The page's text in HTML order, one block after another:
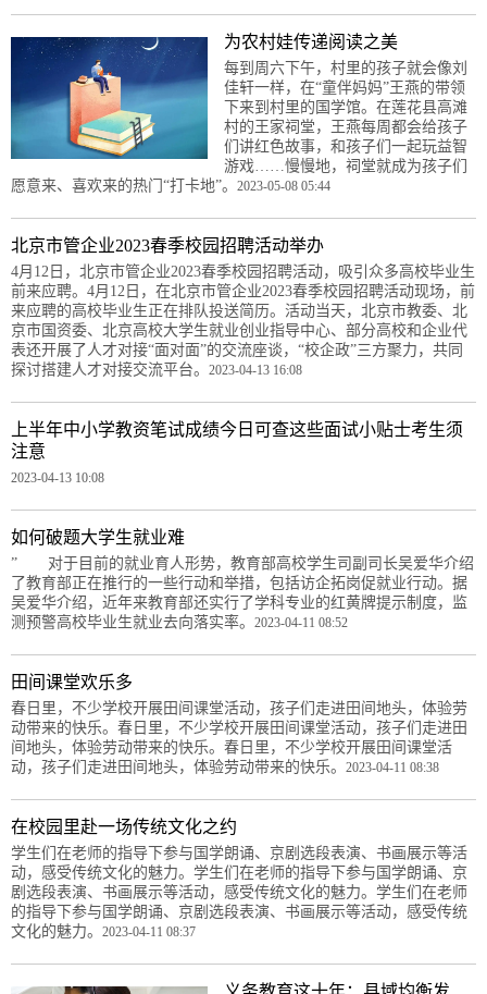
为农村娃传递阅读之美
每到周六下午，村里的孩子就会像刘
佳轩一样，在“童伴妈妈”王燕的带领
下来到村里的国学馆。在莲花县高滩
村的王家祠堂，王燕每周都会给孩子
们讲红色故事，和孩子们一起玩益智
游戏……慢慢地，祠堂就成为孩子们
愿意来、喜欢来的热门“打卡地”。 2023-05-08 05:44
北京市管企业2023春季校园招聘活动举办
4月12日，北京市管企业2023春季校园招聘活动，吸引众多高校毕业生
前来应聘。4月12日，在北京市管企业2023春季校园招聘活动现场，前
来应聘的高校毕业生正在排队投送简历。活动当天，北京市教委、北
京市国资委、北京高校大学生就业创业指导中心、部分高校和企业代
表还开展了人才对接“面对面”的交流座谈，“校企政”三方聚力，共同
探讨搭建人才对接交流平台。 2023-04-13 16:08
上半年中小学教资笔试成绩今日可查这些面试小贴士考生须
注意
2023-04-13 10:08
如何破题大学生就业难
” 对于目前的就业育人形势，教育部高校学生司副司长吴爱华介绍
了教育部正在推行的一些行动和举措，包括访企拓岗促就业行动。据
吴爱华介绍，近年来教育部还实行了学科专业的红黄牌提示制度，监
测预警高校毕业生就业去向落实率。 2023-04-11 08:52
田间课堂欢乐多
春日里，不少学校开展田间课堂活动，孩子们走进田间地头，体验劳
动带来的快乐。春日里，不少学校开展田间课堂活动，孩子们走进田
间地头，体验劳动带来的快乐。春日里，不少学校开展田间课堂活
动，孩子们走进田间地头，体验劳动带来的快乐。 2023-04-11 08:38
在校园里赴一场传统文化之约
学生们在老师的指导下参与国学朗诵、京剧选段表演、书画展示等活
动，感受传统文化的魅力。学生们在老师的指导下参与国学朗诵、京
剧选段表演、书画展示等活动，感受传统文化的魅力。学生们在老师
的指导下参与国学朗诵、京剧选段表演、书画展示等活动，感受传统
文化的魅力。 2023-04-11 08:37